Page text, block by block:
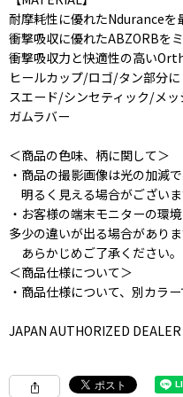
耐摩耗性に優れたNduranceを
衝撃吸収に優れたABZORBを
衝撃吸収力と快適性の高い
ヒールカップ/ロゴ/タン部分
スエード/シンセティック/メ
ガムラバー
＜商品の色味、柄に関して＞
・商品の撮影画像は光の加減で
明るく見える場合がございま
・お客様の端末モニターの環
多少の違いが出る場合があり
あらかじめご了承ください。
＜商品仕様について＞
・商品仕様について、別カラ
JAPAN AUTHORIZED DEALER